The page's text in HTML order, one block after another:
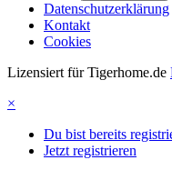
Datenschutzerklärung
Kontakt
Cookies
Lizensiert für Tigerhome.de
×
Du bist bereits
Jetzt registrieren